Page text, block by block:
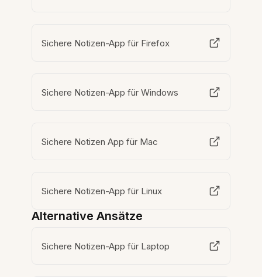
Sichere Notizen-App für Firefox
Sichere Notizen-App für Windows
Sichere Notizen App für Mac
Sichere Notizen-App für Linux
Alternative Ansätze
Sichere Notizen-App für Laptop